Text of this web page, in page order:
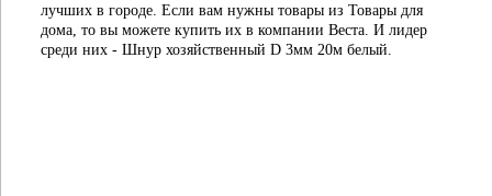
лучших в городе. Если вам нужны товары из Товары для
дома, то вы можете купить их в компании Веста. И лидер
среди них - Шнур хозяйственный D 3мм 20м белый.